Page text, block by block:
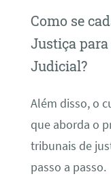
Como se
Justiça
Judicial?
Além disso, o
que aborda o
tribunais de
passo a passo.